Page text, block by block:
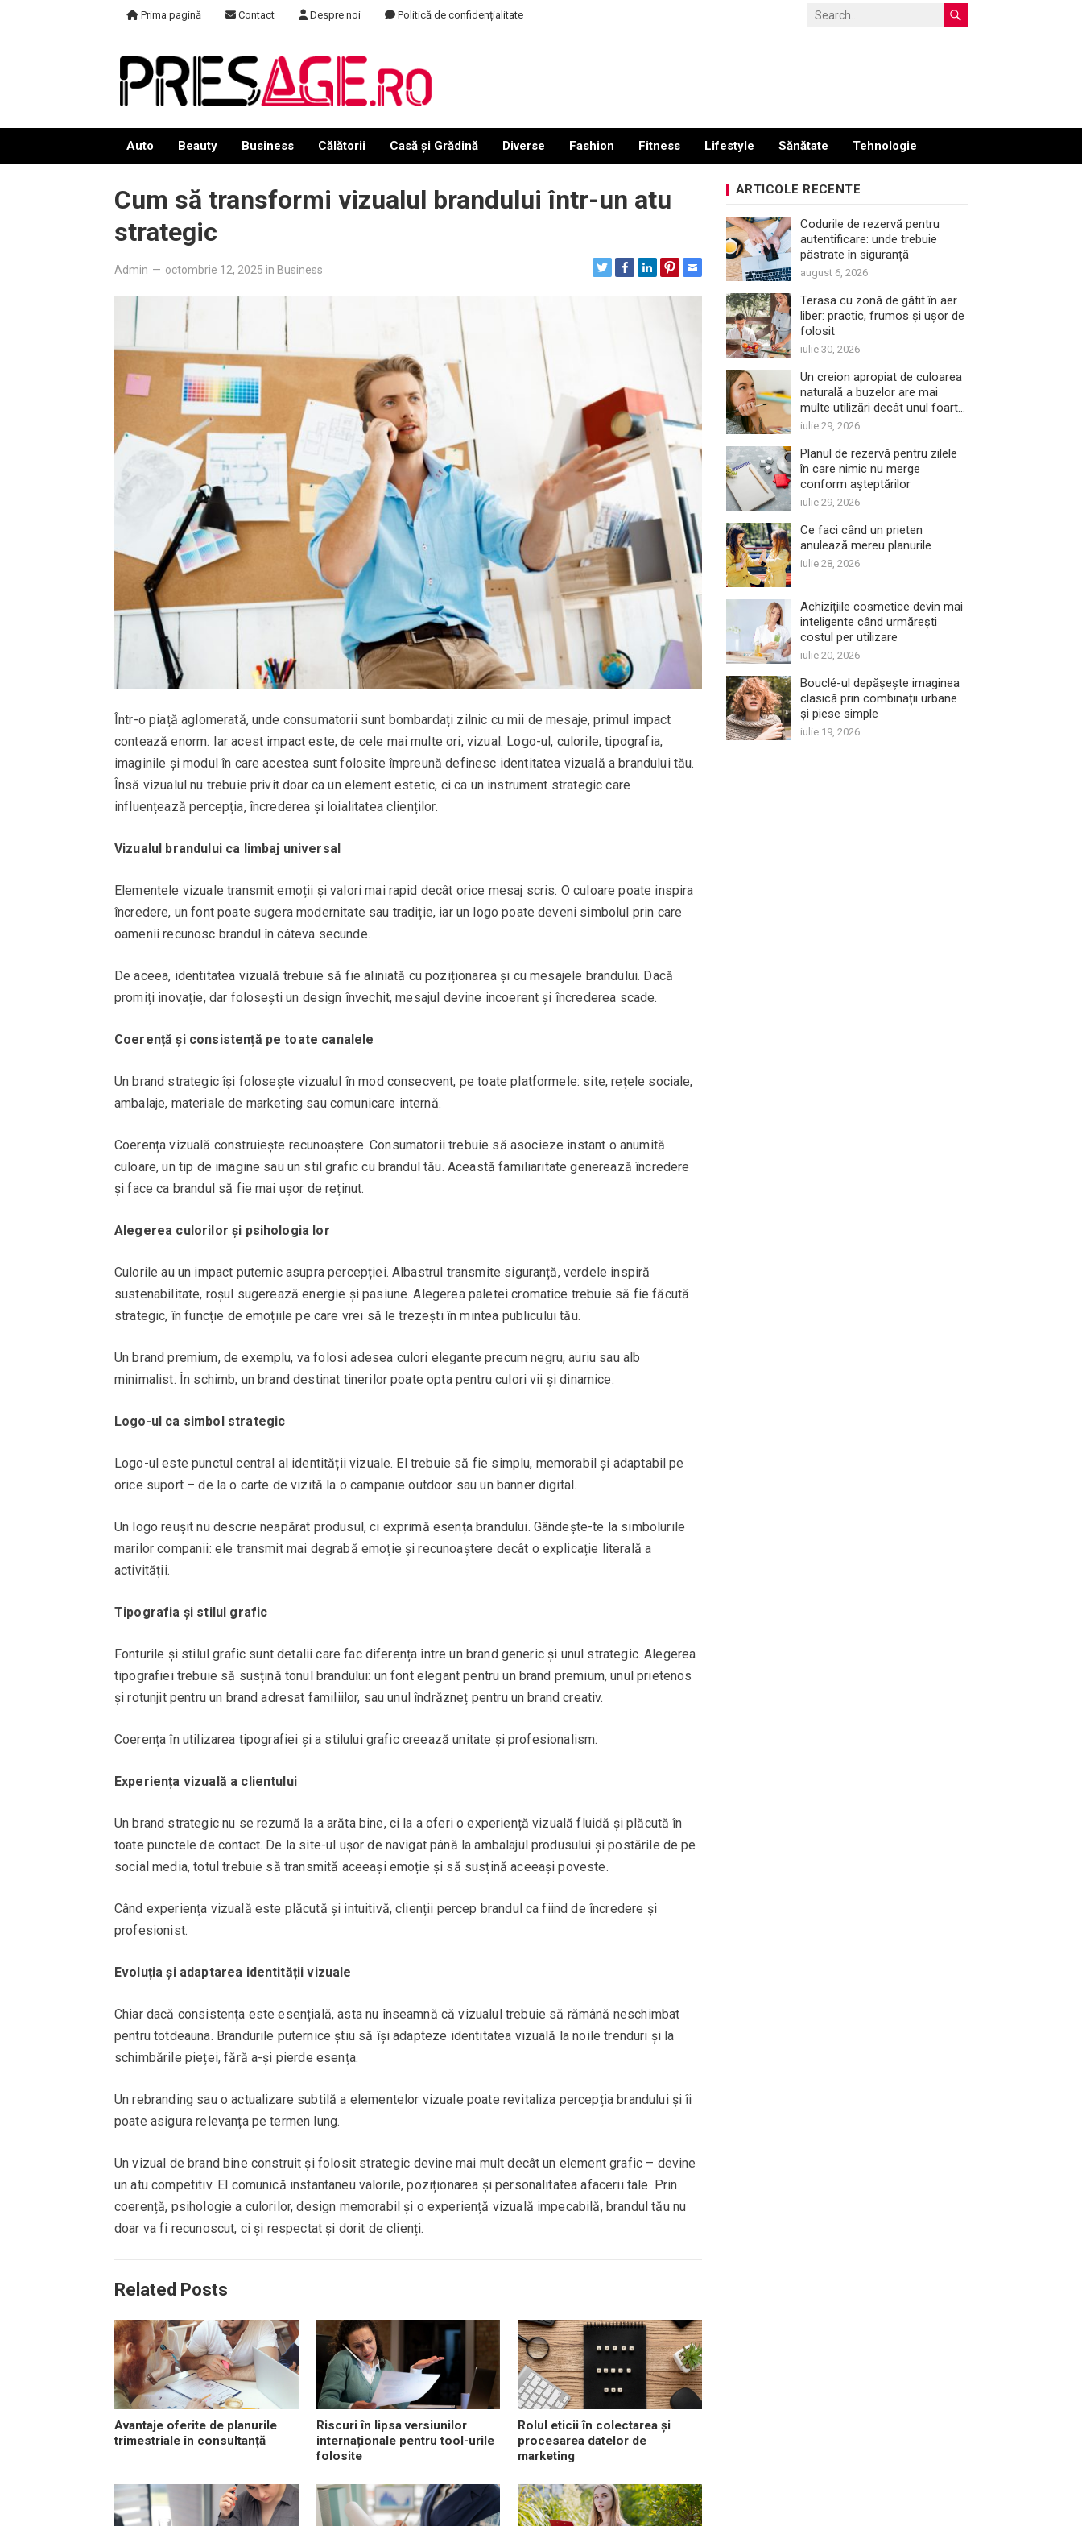
Prima pagină Contact Despre noi Politică de confidențialitate
Auto Beauty Business Călătorii Casă și Grădină Diverse Fashion Fitness Lifestyle Sănătate Tehnologie
Cum să transformi vizualul brandului într-un atu
strategic
Admin — octombrie 12, 2025 in Business
Într-o piață aglomerată, unde consumatorii sunt bombardați zilnic cu mii de mesaje, primul impact
contează enorm. Iar acest impact este, de cele mai multe ori, vizual. Logo-ul, culorile, tipografia,
imaginile și modul în care acestea sunt folosite împreună definesc identitatea vizuală a brandului tău.
Însă vizualul nu trebuie privit doar ca un element estetic, ci ca un instrument strategic care
influențează percepția, încrederea și loialitatea clienților.
Vizualul brandului ca limbaj universal
Elementele vizuale transmit emoții și valori mai rapid decât orice mesaj scris. O culoare poate inspira
încredere, un font poate sugera modernitate sau tradiție, iar un logo poate deveni simbolul prin care
oamenii recunosc brandul în câteva secunde.
De aceea, identitatea vizuală trebuie să fie aliniată cu poziționarea și cu mesajele brandului. Dacă
promiți inovație, dar folosești un design învechit, mesajul devine incoerent și încrederea scade.
Coerență și consistență pe toate canalele
Un brand strategic își folosește vizualul în mod consecvent, pe toate platformele: site, rețele sociale,
ambalaje, materiale de marketing sau comunicare internă.
Coerența vizuală construiește recunoaștere. Consumatorii trebuie să asocieze instant o anumită
culoare, un tip de imagine sau un stil grafic cu brandul tău. Această familiaritate generează încredere
și face ca brandul să fie mai ușor de reținut.
Alegerea culorilor și psihologia lor
Culorile au un impact puternic asupra percepției. Albastrul transmite siguranță, verdele inspiră
sustenabilitate, roșul sugerează energie și pasiune. Alegerea paletei cromatice trebuie să fie făcută
strategic, în funcție de emoțiile pe care vrei să le trezești în mintea publicului tău.
Un brand premium, de exemplu, va folosi adesea culori elegante precum negru, auriu sau alb
minimalist. În schimb, un brand destinat tinerilor poate opta pentru culori vii și dinamice.
Logo-ul ca simbol strategic
Logo-ul este punctul central al identității vizuale. El trebuie să fie simplu, memorabil și adaptabil pe
orice suport – de la o carte de vizită la o campanie outdoor sau un banner digital.
Un logo reușit nu descrie neapărat produsul, ci exprimă esența brandului. Gândește-te la simbolurile
marilor companii: ele transmit mai degrabă emoție și recunoaștere decât o explicație literală a
activității.
Tipografia și stilul grafic
Fonturile și stilul grafic sunt detalii care fac diferența între un brand generic și unul strategic. Alegerea
tipografiei trebuie să susțină tonul brandului: un font elegant pentru un brand premium, unul prietenos
și rotunjit pentru un brand adresat familiilor, sau unul îndrăzneț pentru un brand creativ.
Coerența în utilizarea tipografiei și a stilului grafic creează unitate și profesionalism.
Experiența vizuală a clientului
Un brand strategic nu se rezumă la a arăta bine, ci la a oferi o experiență vizuală fluidă și plăcută în
toate punctele de contact. De la site-ul ușor de navigat până la ambalajul produsului și postările de pe
social media, totul trebuie să transmită aceeași emoție și să susțină aceeași poveste.
Când experiența vizuală este plăcută și intuitivă, clienții percep brandul ca fiind de încredere și
profesionist.
Evoluția și adaptarea identității vizuale
Chiar dacă consistența este esențială, asta nu înseamnă că vizualul trebuie să rămână neschimbat
pentru totdeauna. Brandurile puternice știu să își adapteze identitatea vizuală la noile trenduri și la
schimbările pieței, fără a-și pierde esența.
Un rebranding sau o actualizare subtilă a elementelor vizuale poate revitaliza percepția brandului și îi
poate asigura relevanța pe termen lung.
Un vizual de brand bine construit și folosit strategic devine mai mult decât un element grafic – devine
un atu competitiv. El comunică instantaneu valorile, poziționarea și personalitatea afacerii tale. Prin
coerență, psihologie a culorilor, design memorabil și o experiență vizuală impecabilă, brandul tău nu
doar va fi recunoscut, ci și respectat și dorit de clienți.
Related Posts
Avantaje oferite de planurile
trimestriale în consultanță
Riscuri în lipsa versiunilor
internaționale pentru tool-urile
folosite
Rolul eticii în colectarea și
procesarea datelor de
marketing
ARTICOLE RECENTE
Codurile de rezervă pentru
autentificare: unde trebuie
păstrate în siguranță
august 6, 2026
Terasa cu zonă de gătit în aer
liber: practic, frumos și ușor de
folosit
iulie 30, 2026
Un creion apropiat de culoarea
naturală a buzelor are mai
multe utilizări decât unul foarte
închis
iulie 29, 2026
Planul de rezervă pentru zilele
în care nimic nu merge
conform așteptărilor
iulie 29, 2026
Ce faci când un prieten
anulează mereu planurile
iulie 28, 2026
Achizițiile cosmetice devin mai
inteligente când urmărești
costul per utilizare
iulie 20, 2026
Bouclé-ul depășește imaginea
clasică prin combinații urbane
și piese simple
iulie 19, 2026